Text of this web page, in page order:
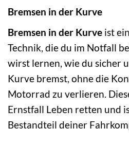
Bremsen in der Kurve
Bremsen in der Kurve ist
Technik, die du im Notfall
wirst lernen, wie du sicher
Kurve bremst, ohne die
Motorrad zu verlieren.
Ernstfall Leben retten und
Bestandteil deiner